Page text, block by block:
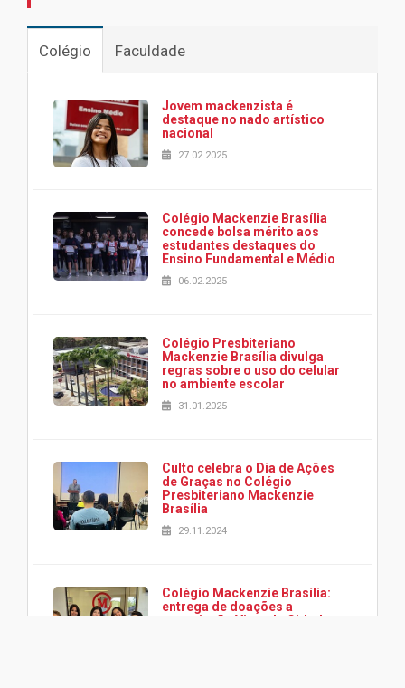
Colégio Faculdade
Jovem mackenzista é
destaque no nado artístico
nacional
27.02.2025
Colégio Mackenzie Brasília
concede bolsa mérito aos
estudantes destaques do
Ensino Fundamental e Médio
06.02.2025
Colégio Presbiteriano
Mackenzie Brasília divulga
regras sobre o uso do celular
no ambiente escolar
31.01.2025
Culto celebra o Dia de Ações
de Graças no Colégio
Presbiteriano Mackenzie
Brasília
29.11.2024
Colégio Mackenzie Brasília:
entrega de doações a
associação Viver da Cidade